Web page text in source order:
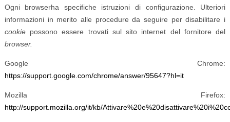
Ogni browserha specifiche istruzioni di configurazione. Ulteriori
informazioni in merito alle procedure da seguire per disabilitare i
cookie possono essere trovati sul sito internet del fornitore del
browser.
Google Chrome:
https://support.google.com/chrome/answer/95647?hl=it
Mozilla Firefox:
http://support.mozilla.org/it/kb/